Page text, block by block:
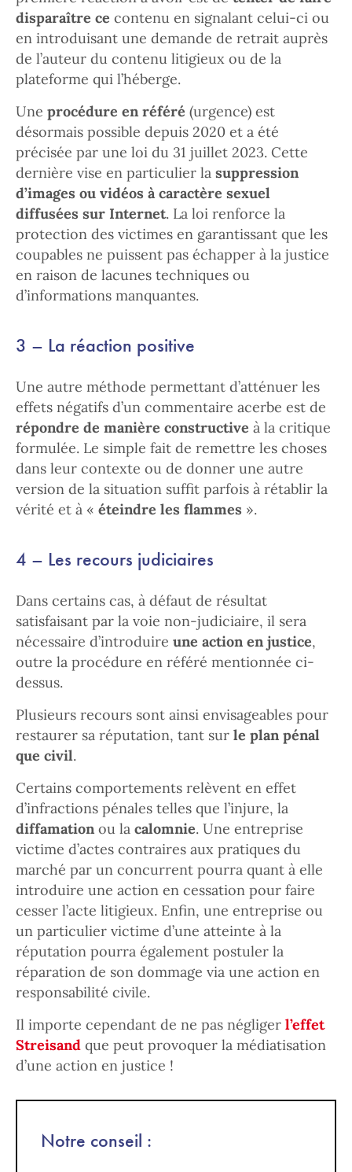
disparaître ce contenu en signalant celui-ci ou
en introduisant une demande de retrait auprès
de l’auteur du contenu litigieux ou de la
plateforme qui l’héberge.
Une procédure en référé (urgence) est
désormais possible depuis 2020 et a été
précisée par une loi du 31 juillet 2023. Cette
dernière vise en particulier la suppression
d’images ou vidéos à caractère sexuel
diffusées sur Internet. La loi renforce la
protection des victimes en garantissant que les
coupables ne puissent pas échapper à la justice
en raison de lacunes techniques ou
d’informations manquantes.
3 – La réaction positive
Une autre méthode permettant d’atténuer les
effets négatifs d’un commentaire acerbe est de
répondre de manière constructive à la critique
formulée. Le simple fait de remettre les choses
dans leur contexte ou de donner une autre
version de la situation suffit parfois à rétablir la
vérité et à « éteindre les flammes ».
4 – Les recours judiciaires
Dans certains cas, à défaut de résultat
satisfaisant par la voie non-judiciaire, il sera
nécessaire d’introduire une action en justice,
outre la procédure en référé mentionnée ci-
dessus.
Plusieurs recours sont ainsi envisageables pour
restaurer sa réputation, tant sur le plan pénal
que civil.
Certains comportements relèvent en effet
d’infractions pénales telles que l’injure, la
diffamation ou la calomnie. Une entreprise
victime d’actes contraires aux pratiques du
marché par un concurrent pourra quant à elle
introduire une action en cessation pour faire
cesser l’acte litigieux. Enfin, une entreprise ou
un particulier victime d’une atteinte à la
réputation pourra également postuler la
réparation de son dommage via une action en
responsabilité civile.
Il importe cependant de ne pas négliger l’effet
Streisand que peut provoquer la médiatisation
d’une action en justice !
Notre conseil :